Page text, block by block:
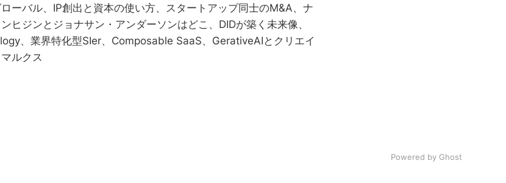
ーバル、IP創出と資本の使い方、スタートアップ同士のM&A、ナ
ヒジンとジョナサン・アンダーソンはどこ、DIDが築く未来像、
、業界特化型SIer、Composable SaaS、GerativeAIとクリエイ
ルクス
Powered by Ghost